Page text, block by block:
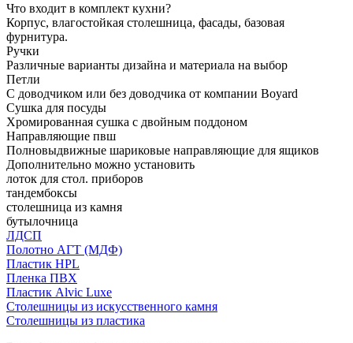
Что входит в комплект кухни?
Корпус, влагостойкая столешница, фасады, базовая
фурнитура.
Ручки
Различные варианты дизайна и материала на выбор
Петли
С доводчиком или без доводчика от компании Boyard
Сушка для посуды
Хромированная сушка с двойным поддоном
Направляющие пвш
Полновыдвижные шариковые направляющие для ящиков
Дополнительно можно установить
лоток для стол. приборов
тандембоксы
столешница из камня
бутылочница
ЛДСП
Полотно АГТ (МДФ)
Пластик HPL
Пленка ПВХ
Пластик Alvic Luxe
Столешницы из искусственного камня
Столешницы из пластика